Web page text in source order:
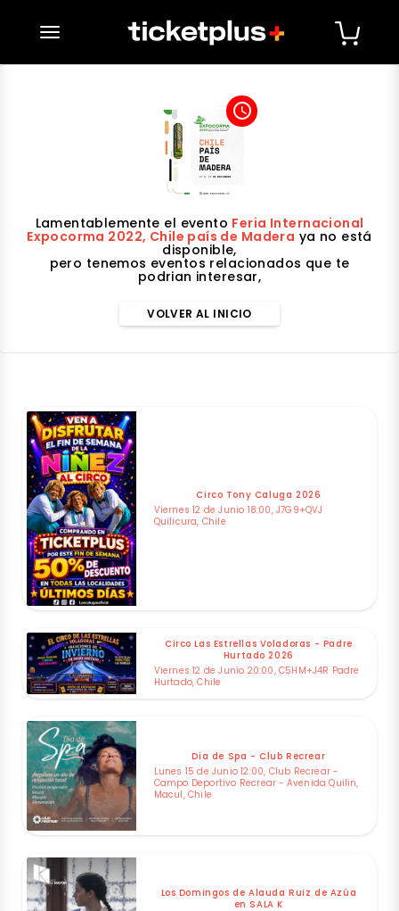
desplegar navegación
access_time
Lamentablemente el evento Feria Internacional
Expocorma 2022, Chile país de Madera ya no está
disponible,
pero tenemos eventos relacionados que te
podrian interesar,
VOLVER AL INICIO
Circo Tony Caluga 2026
Viernes 12 de Junio 18:00, J7G9+QVJ
Quilicura, Chile
Circo Las Estrellas Voladoras - Padre
Hurtado 2026
Viernes 12 de Junio 20:00, C5HM+J4R Padre
Hurtado, Chile
Dia de Spa - Club Recrear
Lunes 15 de Junio 12:00, Club Recrear -
Campo Deportivo Recrear - Avenida Quilin,
Macul, Chile
Los Domingos de Alauda Ruiz de Azúa
en SALA K